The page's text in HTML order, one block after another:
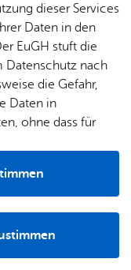
Und wie wird
Im
als Andenken
dieser Services
Daten in den
EuGH stuft die
Datenschutz nach
die Gefahr,
Daten in
ohne dass für